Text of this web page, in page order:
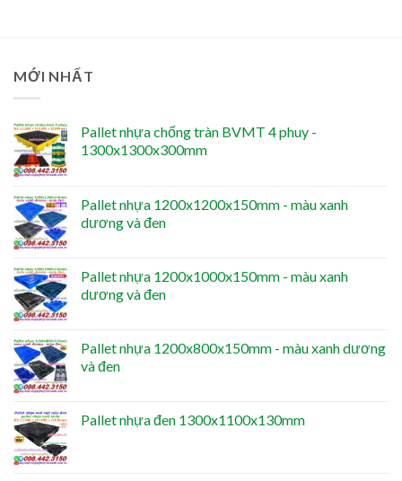
MỚI NHẤT
Pallet nhựa chống tràn BVMT 4 phuy -
1300x1300x300mm
Pallet nhựa 1200x1200x150mm - màu xanh
dương và đen
Pallet nhựa 1200x1000x150mm - màu xanh
dương và đen
Pallet nhựa 1200x800x150mm - màu xanh dương
và đen
Pallet nhựa đen 1300x1100x130mm